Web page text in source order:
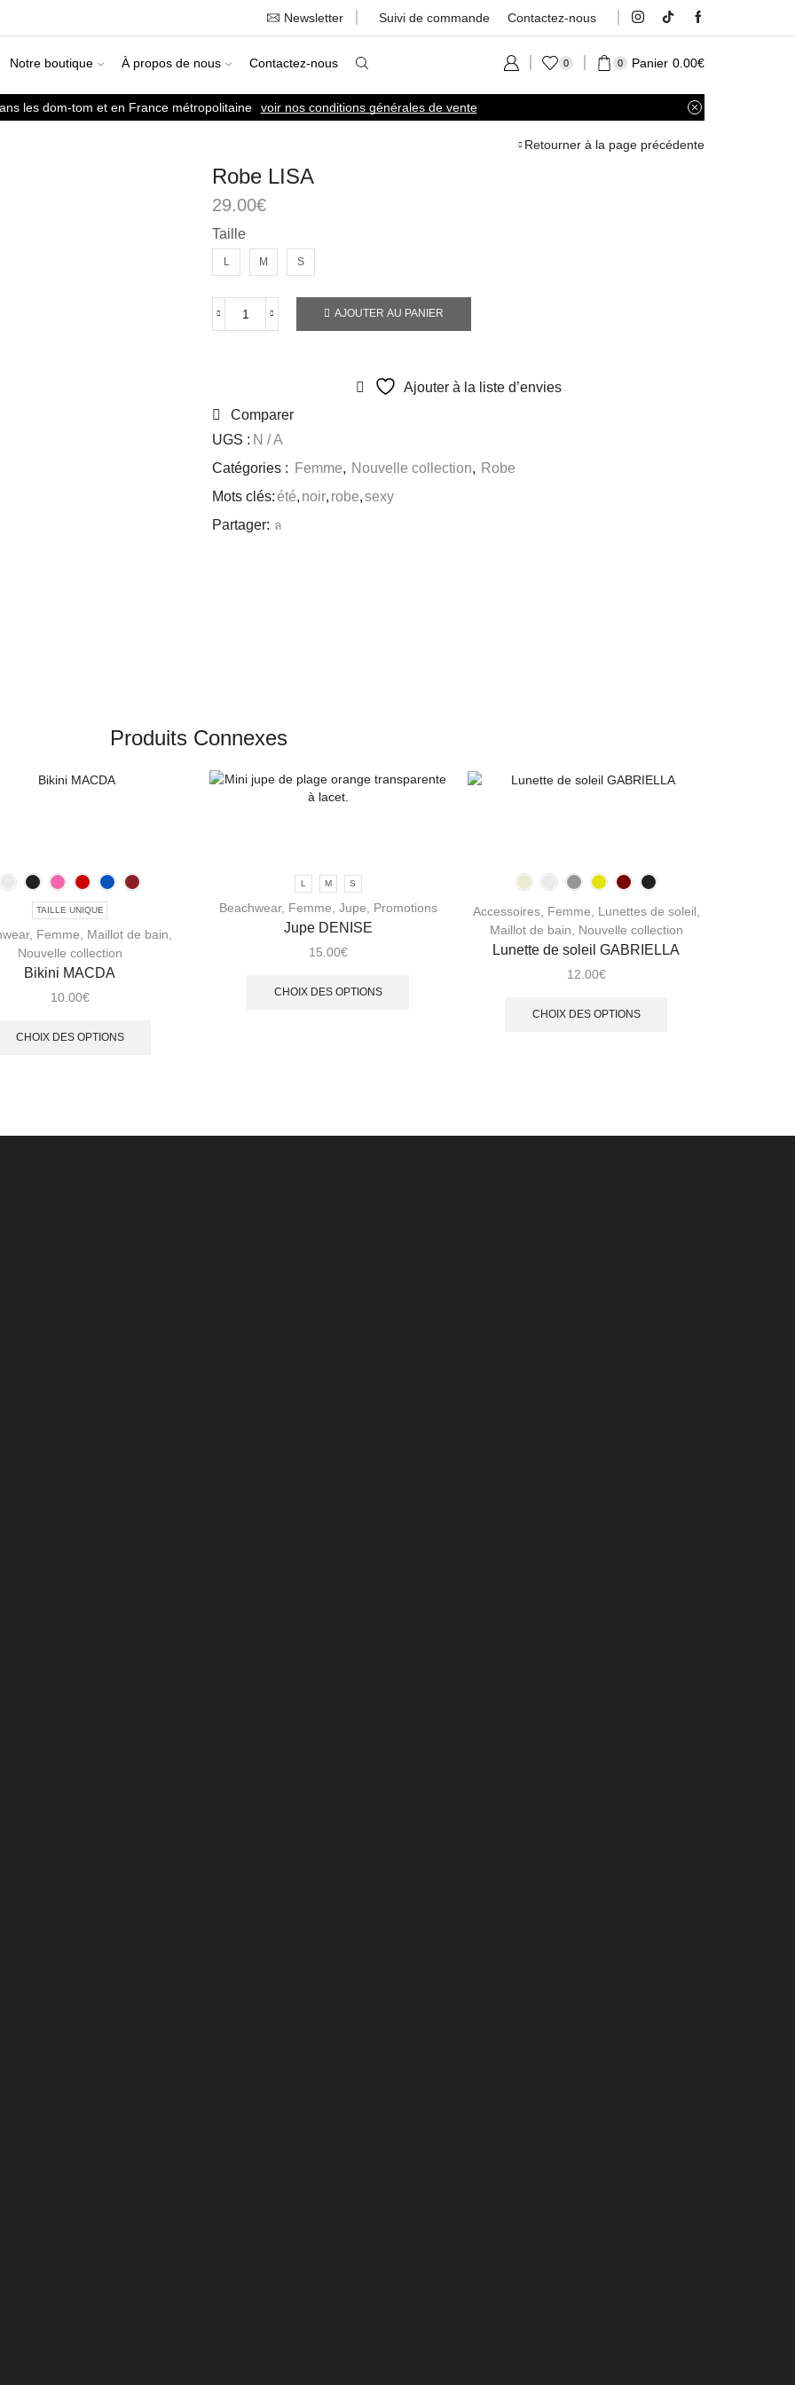
Newsletter Suivi de commande Contactez-nous
Notre boutique À propos de nous Contactez-nous 0 0 Panier 0.00€
les dom-tom et en France métropolitaine voir nos conditions générales de vente
Retourner à la page précédente
Robe LISA
29.00€
Taille
L M S
AJOUTER AU PANIER
Ajouter à la liste d’envies
Comparer
UGS : N / A
Catégories :
Femme, Nouvelle collection, Robe
Mots clés:été, noir, robe,sexy
Partager:
Produits Connexes
TAILLE UNIQUE
, Femme Maillot de bain
Nouvelle collection
Bikini MACDA
10.00€
CHOIX DES OPTIONS
L M S
Beachwear, Femme Jupe Promotions
Jupe DENISE
15.00€
CHOIX DES OPTIONS
Accessoires, Femme Lunettes de soleil
Maillot de bain
Nouvelle collection
Lunette de soleil GABRIELLA
12.00€
CHOIX DES OPTIONS